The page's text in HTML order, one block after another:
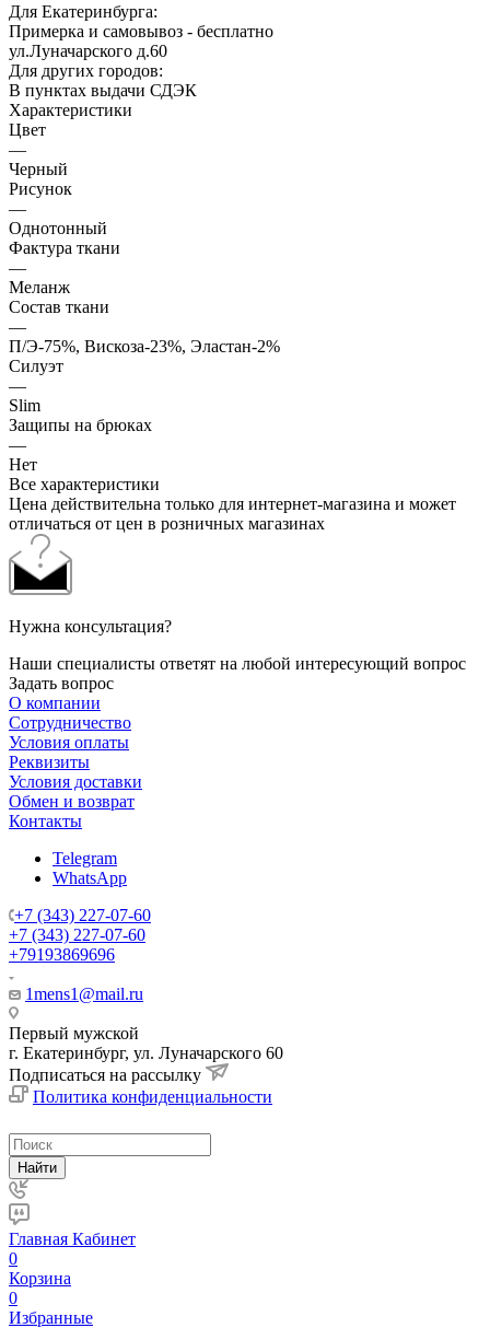
Для Екатеринбурга:
Примерка и самовывоз - бесплатно
ул.Луначарского д.60
Для других городов:
В пунктах выдачи СДЭК
Характеристики
Цвет
—
Черный
Рисунок
—
Однотонный
Фактура ткани
—
Меланж
Состав ткани
—
П/Э-75%, Вискоза-23%, Эластан-2%
Силуэт
—
Slim
Защипы на брюках
—
Нет
Все характеристики
Цена действительна только для интернет-магазина и может
отличаться от цен в розничных магазинах
Нужна консультация?
Наши специалисты ответят на любой интересующий вопрос
Задать вопрос
О компании
Сотрудничество
Условия оплаты
Реквизиты
Условия доставки
Обмен и возврат
Контакты
Telegram
WhatsApp
+7 (343) 227-07-60
+7 (343) 227-07-60
+79193869696
1mens1@mail.ru
Первый мужской
г. Екатеринбург, ул. Луначарского 60
Подписаться на рассылку
Политика конфиденциальности
Найти
Главная Кабинет
0
Корзина
0
Избранные